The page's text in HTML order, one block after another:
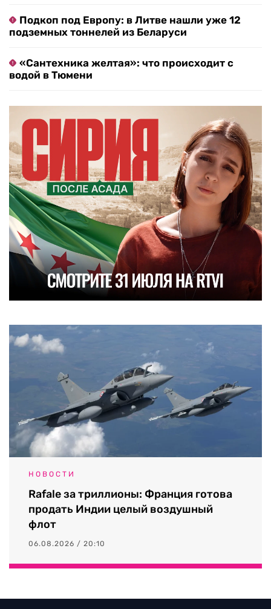
Подкоп под Европу: в Литве нашли уже 12
подземных тоннелей из Беларуси
«Сантехника желтая»: что происходит с
водой в Тюмени
НОВОСТИ
Rafale за триллионы: Франция готова
продать Индии целый воздушный
флот
06.08.2026 / 20:10